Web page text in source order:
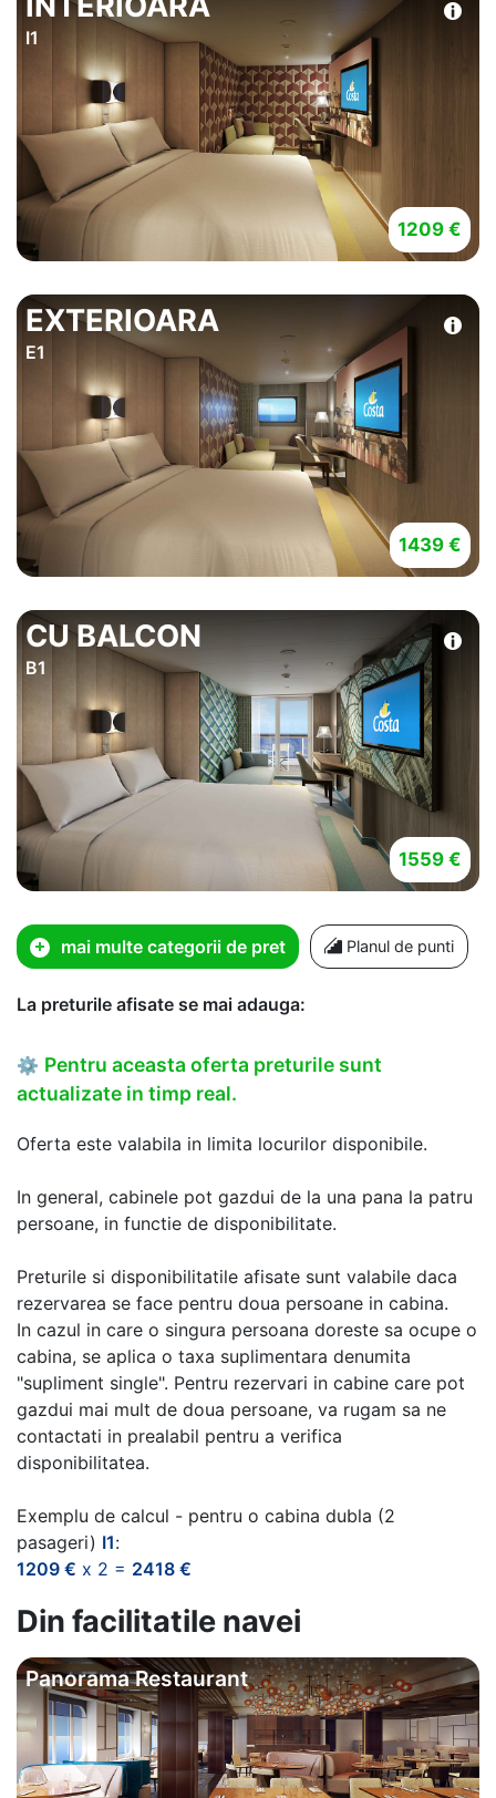
I1
1209 €
EXTERIOARA
E1
1439 €
CU BALCON
B1
1559 €
mai multe categorii de pret Planul de punti
La preturile afisate se mai adauga:
⚙ Pentru aceasta oferta preturile sunt
actualizate in timp real.
Oferta este valabila in limita locurilor disponibile.
In general, cabinele pot gazdui de la una pana la patru
persoane, in functie de disponibilitate.
Preturile si disponibilitatile afisate sunt valabile daca
rezervarea se face pentru doua persoane in cabina.
In cazul in care o singura persoana doreste sa ocupe o
cabina, se aplica o taxa suplimentara denumita
"supliment single". Pentru rezervari in cabine care pot
gazdui mai mult de doua persoane, va rugam sa ne
contactati in prealabil pentru a verifica
disponibilitatea.
Exemplu de calcul - pentru o cabina dubla (2
pasageri) I1:
1209 € x 2 = 2418 €
Din facilitatile navei
Panorama Restaurant